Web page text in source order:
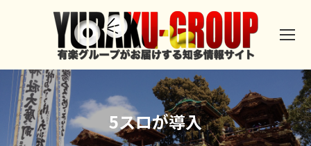
5スロが導入